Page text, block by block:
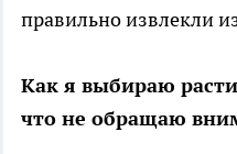
правильно извлекли
Как я выбираю
что не обращаю